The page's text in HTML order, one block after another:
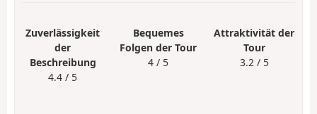
Zuverlässigkeit
der
Beschreibung
4.4 / 5
Bequemes
Folgen der Tour
4 / 5
Attraktivität der
Tour
3.2 / 5